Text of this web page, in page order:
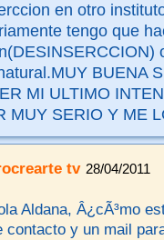
en otro
tengo que
BUENA
MI ULTIMO
MUY SERIO Y ME
tv 28/04/2011
Aldana, Â¿cÃ³mo
contacto y un mail